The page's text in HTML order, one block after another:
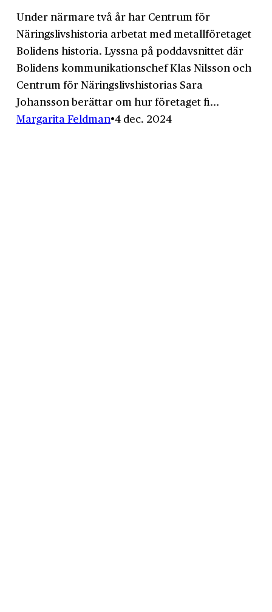
Under närmare två år har Centrum för
Näringslivshistoria arbetat med metallföretaget
Bolidens historia. Lyssna på poddavsnittet där
Bolidens kommunikationschef Klas Nilsson och
Centrum för Näringslivshistorias Sara
Johansson berättar om hur företaget fi...
Margarita Feldman 4 dec. 2024